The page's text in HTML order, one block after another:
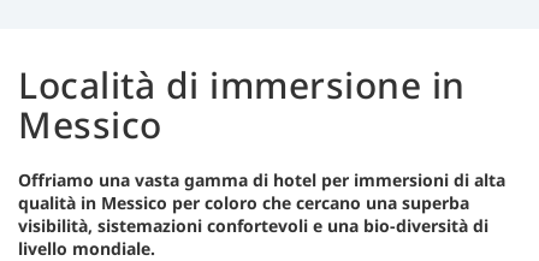
Località di immersione in
Messico
Offriamo una vasta gamma di hotel per immersioni di alta
qualità in Messico per coloro che cercano una superba
visibilità, sistemazioni confortevoli e una bio-diversità di
livello mondiale.